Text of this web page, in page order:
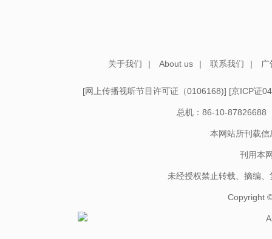
关于我们 | About us | 联系我们 |
[网上传播视听节目许可证（0106168)] [京ICP证
总机：86-10-87826688
本网站所刊载
刊用本
未经授权禁止转载、摘编
Copyright